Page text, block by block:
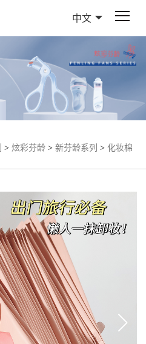
中文
> 炫彩芬龄> 新芬龄系列 > 化妆棉